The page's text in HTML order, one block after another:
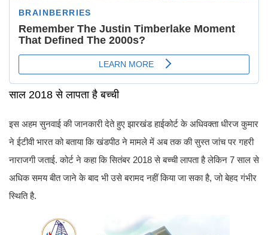
साल 2018 से लापता है बच्ची
इस अहम सुनवाई की जानकारी देते हुए झारखंड हाईकोर्ट के अधिवक्ता धीरज कुमार
ने ईटीवी भारत को बताया कि खंडपीठ ने मामले में अब तक की सुस्त जांच पर गहरी
नाराजगी जताई. कोर्ट ने कहा कि सितंबर 2018 से बच्ची लापता है लेकिन 7 साल से
अधिक समय बीत जाने के बाद भी उसे बरामद नहीं किया जा सका है, जो बेहद गंभीर
स्थिति है.